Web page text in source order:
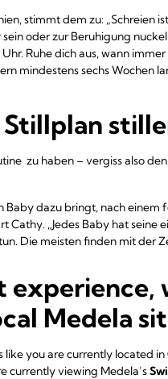
stimmt dem zu: „Schreien
oder zur Beruhigung
Ruhe dich aus, wann
mindestens sechs Wochen
zu haben – vergiss also
Baby dazu bringt, nach
Cathy. „Jedes Baby hat seine
Die meisten finden mit der
am besten war, eine
die sowieso nur alle
Uhrzeit. Warum sollte dein
an, wenn es Hunger zu
dass dein Baby seine
bekannt als „Suchen“.
experience,
Medela
like you are currently located in
currently viewing Medela’s